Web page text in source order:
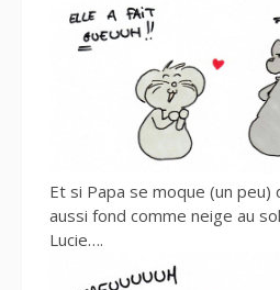
Et si Papa se moque (un peu)
aussi fond comme neige au
Lucie….